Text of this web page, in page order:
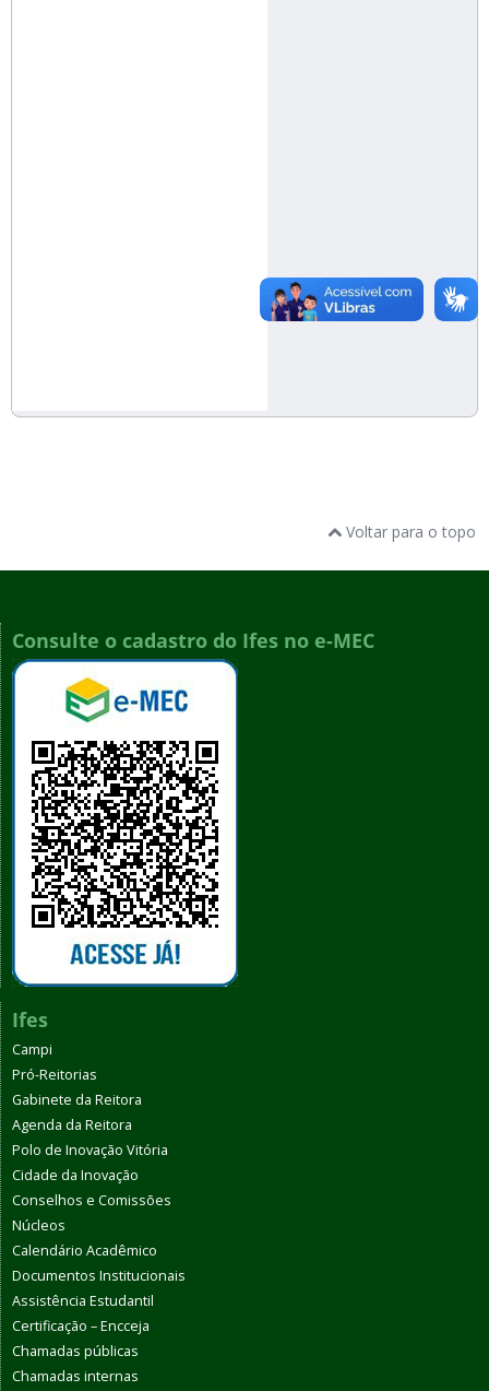
Voltar para o topo
Consulte o cadastro do Ifes no e-MEC
Ifes
Campi
Pró-Reitorias
Gabinete da Reitora
Agenda da Reitora
Polo de Inovação Vitória
Cidade da Inovação
Conselhos e Comissões
Núcleos
Calendário Acadêmico
Documentos Institucionais
Assistência Estudantil
Certificação – Encceja
Chamadas públicas
Chamadas internas